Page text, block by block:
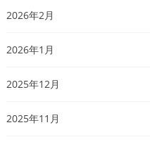
2026年2月
2026年1月
2025年12月
2025年11月